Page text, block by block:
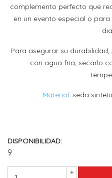
complemento perfecto que
en un evento especial o
Para asegurar su
con agua fría, secarlo
Material: seda
DISPONIBILIDAD:
9
+